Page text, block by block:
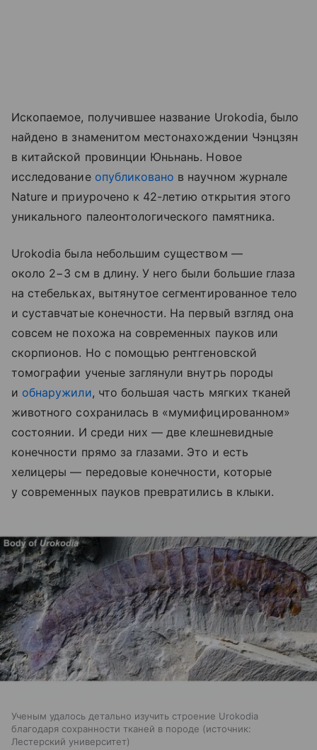
Ископаемое, получившее название Urokodia, было
найдено в знаменитом местонахождении Чэнцзян
в китайской провинции Юньнань. Новое
исследование опубликовано в научном журнале
Nature и приурочено к 42-летию открытия этого
уникального палеонтологического памятника.
Urokodia была небольшим существом —
около 2−3 см в длину. У него были большие глаза
на стебельках, вытянутое сегментированное тело
и суставчатые конечности. На первый взгляд она
совсем не похожа на современных пауков или
скорпионов. Но с помощью рентгеновской
томографии ученые заглянули внутрь породы
и обнаружили, что большая часть мягких тканей
животного сохранилась в «мумифицированном»
состоянии. И среди них — две клешневидные
конечности прямо за глазами. Это и есть
хелицеры — передовые конечности, которые
у современных пауков превратились в клыки.
Ученым удалось детально изучить строение Urokodia
благодаря сохранности тканей в породе
источник:
Лестерский университет